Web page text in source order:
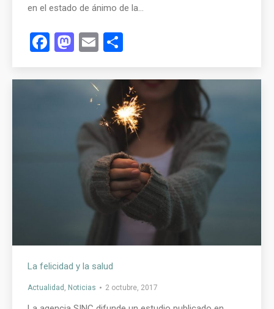
en el estado de ánimo de la…
Facebook
Mastodon
Email
La felicidad y la salud
Actualidad Noticias 2 octubre, 2017